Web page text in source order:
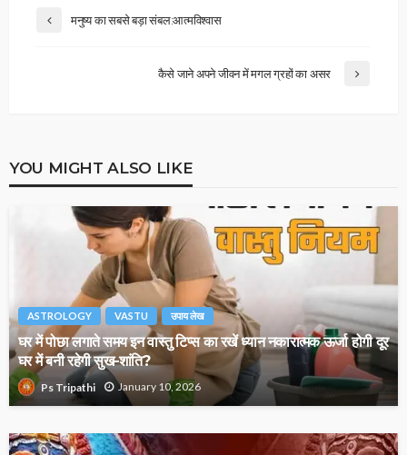
मनुष्य का सबसे बड़ा संबल:आत्मविश्वास
कैसे जाने अपने जीवन में मगल ग्रहों का असर
YOU MIGHT ALSO LIKE
ASTROLOGY VASTU उपाय लेख
घर में पोछा लगाते समय इन वास्तु टिप्स का रखें ध्यान नकारात्मक ऊर्जा होगी दूर
घर में बनी रहेगी सुख-शांति?
Ps Tripathi January 10, 2026